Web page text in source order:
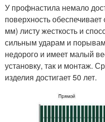
Временные дешевы
Забор для дачи
У профнастила немало
поверхность
мм) листу жесткость и
сильным ударам и
недорого и имеет малый
установку, так и монтаж.
изделия достигает 50 лет.